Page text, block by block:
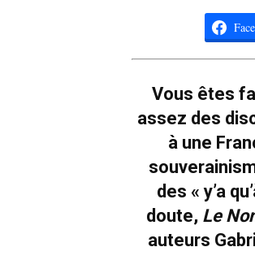
Vous êtes
assez des
à une
des « y’a
doute, Le
auteurs